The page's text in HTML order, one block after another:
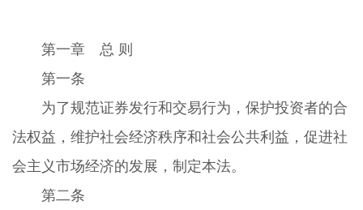
第一章 总 则
第一条
为了规范证券发行和交易行为，保护投资者的合
法权益，维护社会经济秩序和社会公共利益，促进社
会主义市场经济的发展，制定本法。
第二条